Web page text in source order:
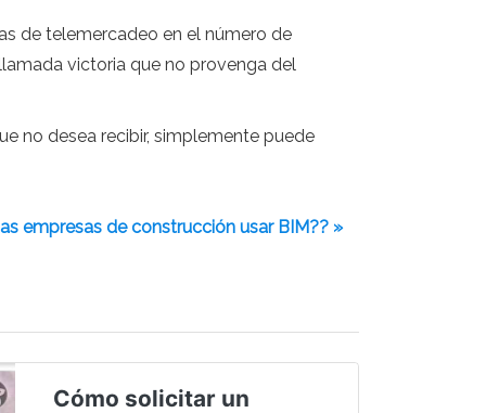
de telemercadeo en el número de
victoria que no provenga del
no desea recibir, simplemente puede
empresas de construcción usar BIM?? »
Cómo solicitar un